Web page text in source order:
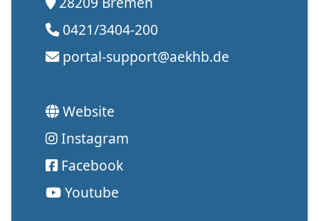
0421/3404-200
portal-support@aekhb.de
Website
Instagram
Facebook
Youtube